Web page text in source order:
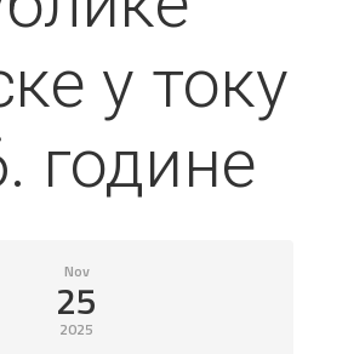
у току
године
Nov
25
2025